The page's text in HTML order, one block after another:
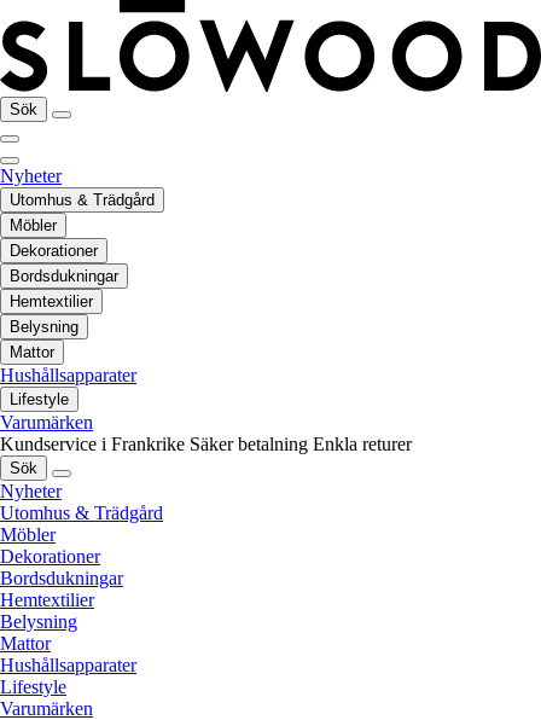
Sök
Nyheter
Utomhus & Trädgård
Möbler
Dekorationer
Bordsdukningar
Hemtextilier
Belysning
Mattor
Hushållsapparater
Lifestyle
Varumärken
Kundservice i Frankrike Säker betalning Enkla returer
Sök
Nyheter
Utomhus & Trädgård
Möbler
Dekorationer
Bordsdukningar
Hemtextilier
Belysning
Mattor
Hushållsapparater
Lifestyle
Varumärken